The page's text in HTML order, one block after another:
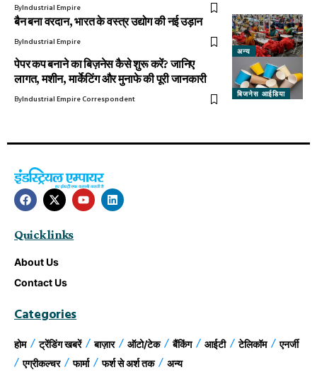
ByIndustrial Empire
अन्य
बैन बना वरदान, भारत के वस्त्र उद्योग की नई उड़ान
ByIndustrial Empire
बिजनेस आईडिया
पेपर कप बनाने का बिज़नेस कैसे शुरू करें? जानिए
लागत, मशीन, मार्केटिंग और मुनाफे की पूरी जानकारी
ByIndustrial Empire Correspondent
Quick links
About Us
Contact Us
Categories
होम ट्रेंडिंग खबरें बाज़ार ऑटो/टेक बैंकिंग आईटी टेलिकॉम
एनर्जी
एग्रीकल्चर
फार्मा फर्श से अर्श तक अन्य